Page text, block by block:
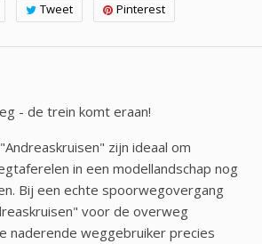
Tweet Pinterest
- de trein komt eraan!
zijn ideaal om
in een modellandschap nog
Bij een echte spoorwegovergang
voor de overweg
naderende weggebruiker precies